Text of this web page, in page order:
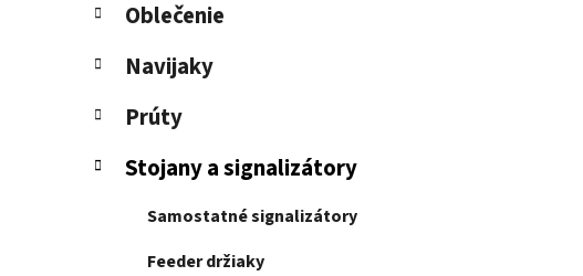
l
Oblečenie
Navijaky
Prúty
Stojany a signalizátory
Samostatné signalizátory
Feeder držiaky